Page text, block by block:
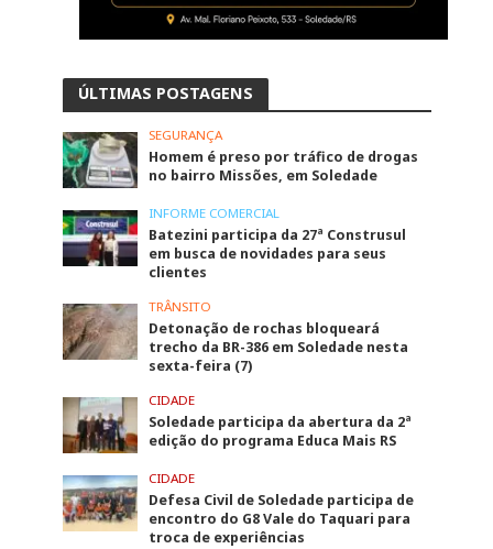
ÚLTIMAS POSTAGENS
SEGURANÇA
Homem é preso por tráfico de drogas
no bairro Missões, em Soledade
INFORME COMERCIAL
Batezini participa da 27ª Construsul
em busca de novidades para seus
clientes
TRÂNSITO
Detonação de rochas bloqueará
trecho da BR-386 em Soledade nesta
sexta-feira (7)
CIDADE
Soledade participa da abertura da 2ª
edição do programa Educa Mais RS
CIDADE
Defesa Civil de Soledade participa de
encontro do G8 Vale do Taquari para
troca de experiências